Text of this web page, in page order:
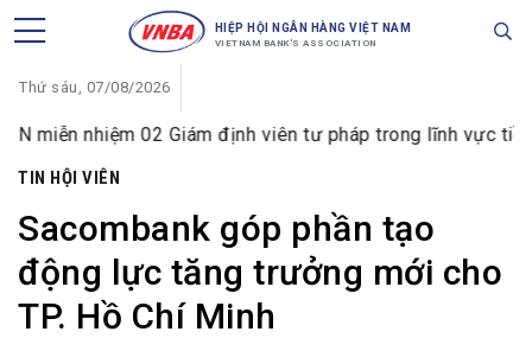
HIỆP HỘI NGÂN HÀNG VIỆT NAM
VIETNAM BANK'S ASSOCIATION
Thứ sáu, 07/08/2026
02 Giám định viên tư pháp trong lĩnh vực tiền tệ và
TIN HỘI VIÊN
Sacombank góp phần tạo
động lực tăng trưởng mới cho
TP. Hồ Chí Minh